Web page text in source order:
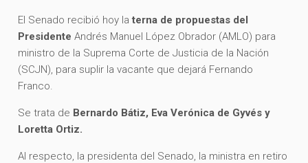
El Senado recibió hoy laterna de propuestas del
PresidenteAndrés Manuel López Obrador (AMLO) para
ministro de la Suprema Corte de Justicia de la Nación
(SCJN), para suplir la vacante que dejará Fernando
Franco.
Se trata de Bernardo Bátiz, Eva Verónica de Gyvés y
Loretta Ortiz.
Al respecto, la presidenta del Senado, la ministra en retiro